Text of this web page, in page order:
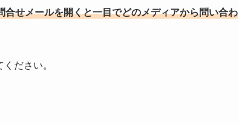
合せメールを開くと一目でどのメディアから問い合わ
ださい。